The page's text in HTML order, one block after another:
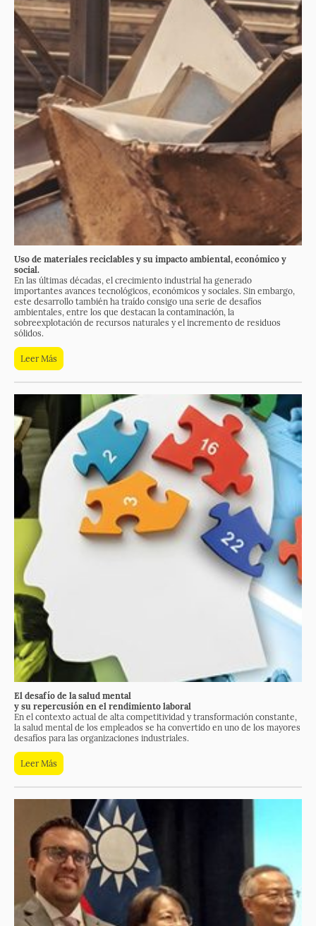
Uso de materiales reciclables y su impacto ambiental, económico y
social.
En las últimas décadas, el crecimiento industrial ha generado
importantes avances tecnológicos, económicos y sociales. Sin embargo,
este desarrollo también ha traído consigo una serie de desafíos
ambientales, entre los que destacan la contaminación, la
sobreexplotación de recursos naturales y el incremento de residuos
sólidos.
Leer Más
El desafío de la salud mental
y su repercusión en el rendimiento laboral
En el contexto actual de alta competitividad y transformación constante,
la salud mental de los empleados se ha convertido en uno de los mayores
desafíos para las organizaciones industriales.
Leer Más